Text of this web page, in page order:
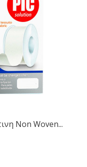
Non Woven...